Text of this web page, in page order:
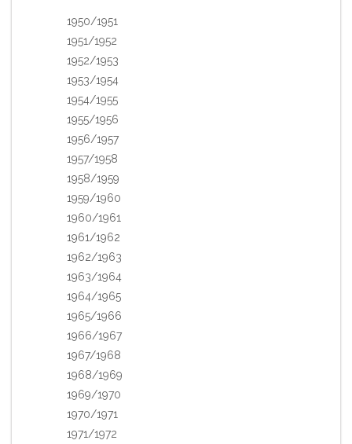
1950/1951
1951/1952
1952/1953
1953/1954
1954/1955
1955/1956
1956/1957
1957/1958
1958/1959
1959/1960
1960/1961
1961/1962
1962/1963
1963/1964
1964/1965
1965/1966
1966/1967
1967/1968
1968/1969
1969/1970
1970/1971
1971/1972